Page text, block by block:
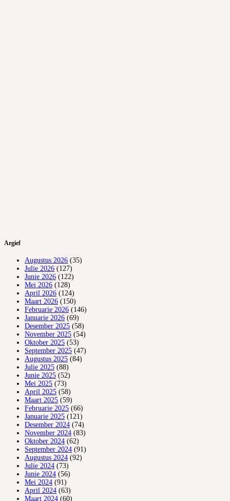
Argief
Augustus 2026 (35)
Julie 2026 (127)
Junie 2026 (122)
Mei 2026 (128)
April 2026 (124)
Maart 2026 (150)
Februarie 2026 (146)
Januarie 2026 (69)
Desember 2025 (58)
November 2025 (54)
Oktober 2025 (53)
September 2025 (47)
Augustus 2025 (84)
Julie 2025 (88)
Junie 2025 (52)
Mei 2025 (73)
April 2025 (58)
Maart 2025 (59)
Februarie 2025 (66)
Januarie 2025 (121)
Desember 2024 (74)
November 2024 (83)
Oktober 2024 (62)
September 2024 (91)
Augustus 2024 (92)
Julie 2024 (73)
Junie 2024 (56)
Mei 2024 (91)
April 2024 (63)
Maart 2024 (60)